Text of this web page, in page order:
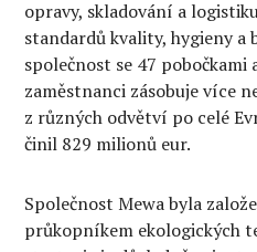
opravy, skladování a
standardů kvality, hygieny a
společnost se 47 pobočkami
zaměstnanci zásobuje více
z různých odvětví po celé
činil 829 milionů eur.
Společnost Mewa byla
průkopníkem ekologických